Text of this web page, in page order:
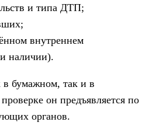
и типа ДТП;
внутреннем
наличии).
бумажном, так и в
он предъявляется по
органов.